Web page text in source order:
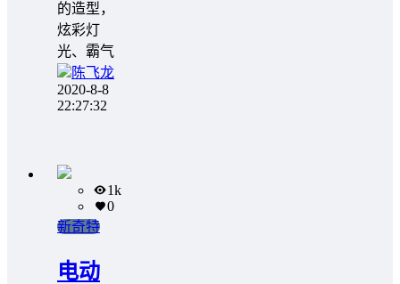
的造型，
炫彩灯
光、霸气
陈飞龙
2020-8-8
22:27:32
1k
0
新奇特
电动